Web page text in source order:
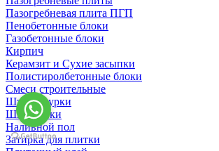
Пазогребневая плита ПГП
Пенобетонные блоки
Газобетонные блоки
Кирпич
Керамзит и Сухие засыпки
Полистиролбетонные блоки
Смеси строительные
Штукартурки
Шпаклевки
Наливной пол
Затирка для плитки